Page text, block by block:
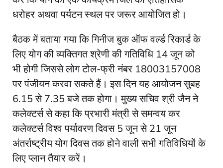
धरोहर अथवा पर्यटन स्थल पर जरूर आयोजित हो।
बैठक में बताया गया कि गिनीज बुक ऑफ वर्ल्ड रिकार्ड के
लिए योग की व्यक्तिगत श्रेणी की गतिविधि 14 जून को
भी होगी जिससे लोग टोल-फ्री नंबर 18003157008
पर पंजीयन करवा सकते हैं। इस दिन यह आयोजन सुबह
6.15 से 7.35 बजे तक होगा। मुख्य सचिव श्री जैन ने
कलेक्टर्स से कहा कि प्रभारी मंत्री से समन्वय कर
कलेक्टर्स विश्व पर्यावरण दिवस 5 जून से 21 जून
अंतर्राष्ट्रीय योग दिवस तक होने वाली सभी गतिविधियों के
लिए प्लान तैयार करें।